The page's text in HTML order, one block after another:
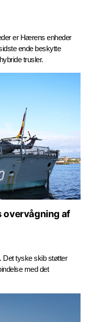
er Hærens enheder
ende beskytte
trusler.
overvågning af
Det tyske skib støtter
med det